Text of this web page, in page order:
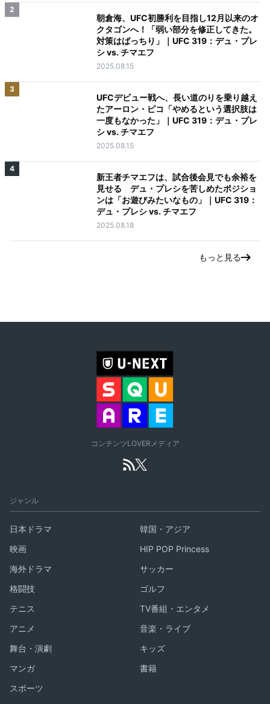
2
朝倉海、UFC初勝利を目指し12月以来のオ
クタゴンへ！「弱い部分を修正してきた。
対策はばっちり」｜UFC 319：デュ・プレ
シ vs. チマエフ
2025.08.15
3
UFCデビュー戦へ、長い道のりを乗り越え
たアーロン・ピコ「やめるという選択肢は
一度もなかった」｜UFC 319：デュ・プレ
シ vs. チマエフ
2025.08.15
4
新王者チマエフは、試合後会見でも余裕を
見せる デュ・プレシを苦しめたポジショ
ンは「お遊びみたいなもの」｜UFC 319：
デュ・プレシ vs. チマエフ
2025.08.18
もっと見る
コンテンツLOVERメディア
ジャンル
日本ドラマ
韓国・アジア
映画
HIP POP Princess
海外ドラマ
サッカー
格闘技
ゴルフ
テニス
TV番組・エンタメ
アニメ
音楽・ライブ
舞台・演劇
キッズ
マンガ
書籍
スポーツ